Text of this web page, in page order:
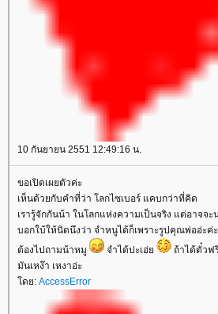
10 กันยายน 2551 12:49:16 น.
ขอเปิดเผยตัวค่ะ
เห็นด้วยกับคำที่ว่า โลกไซเบอร์ แคบกว่าที่คิด
เรารู้จักกันน้า ในโลกแห่งความเป็นจริง แต่อาจจ
บอกใบ้ให้นิดนึงว่า จำหนูได้ก็เพราะรูปคุณพ่ออ่ะค่
ต้องไปถามน้าหมู
จำได้ปะเอ่
ถ้าได้ตั๋วฟ
มันเหง๊า เหงาอ่ะ
ดย: AccessError